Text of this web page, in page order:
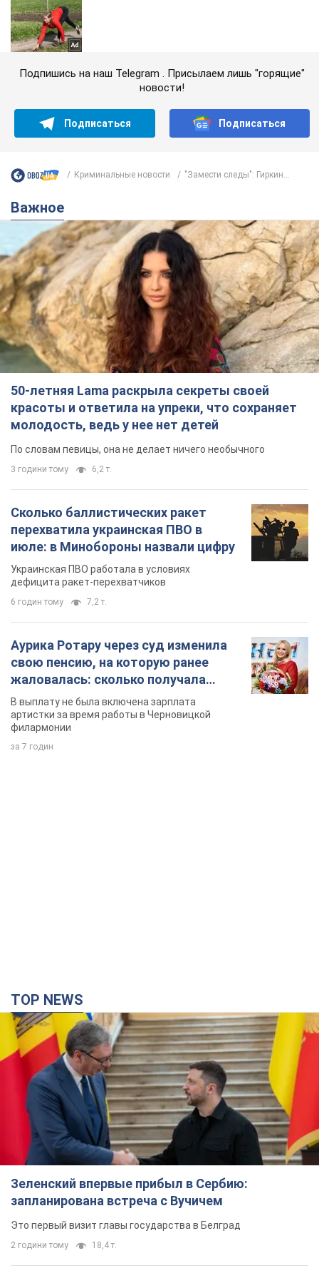
Подпишись на наш Telegram . Присылаем лишь "горящие"
новости!
Подписаться Подписаться
Криминальные новости "Замести следы": Гиркин...
Важное
50-летняя Lama раскрыла секреты своей
красоты и ответила на упреки, что сохраняет
молодость, ведь у нее нет детей
По словам певицы, она не делает ничего необычного
3 години тому 6,2 т.
Сколько баллистических ракет
перехватила украинская ПВО в
июле: в Минобороны назвали цифру
Украинская ПВО работала в условиях
дефицита ракет-перехватчиков
6 годин тому 7,2 т.
Аурика Ротару через суд изменила
свою пенсию, на которую ранее
жаловалась: сколько получала
певица
В выплату не была включена зарплата
артистки за время работы в Черновицкой
филармонии
за 7 годин
TOP NEWS
Зеленский впервые прибыл в Сербию:
запланирована встреча с Вучичем
Это первый визит главы государства в Белград
2 години тому 18,4 т.